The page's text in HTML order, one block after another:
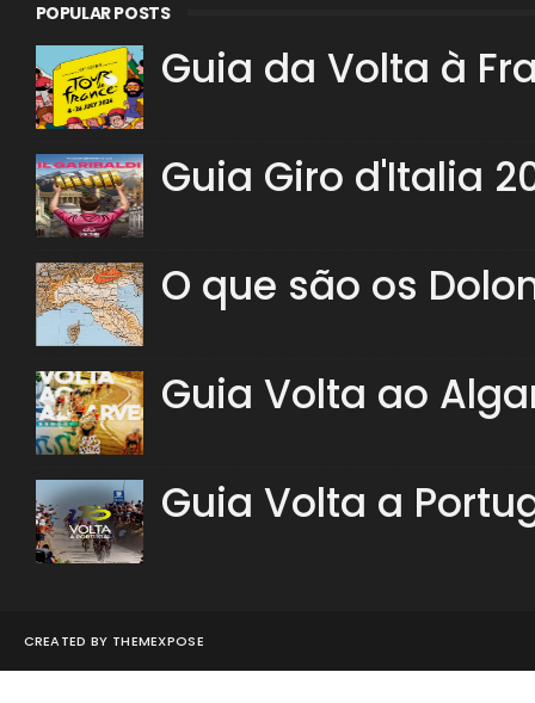
POPULAR POSTS
Guia da Volta à
Guia Giro d'Italia
O que são os
Guia Volta ao
Guia Volta a
CREATED BY THEMEXPOSE